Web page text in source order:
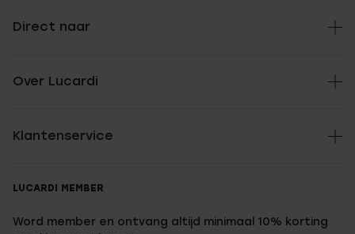
Direct naar
Over Lucardi
Klantenservice
LUCARDI MEMBER
Word member en ontvang altijd minimaal 10% korting